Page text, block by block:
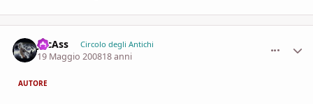
JocAss Circolo degli Antichi
19 Maggio 200818 anni
AUTORE